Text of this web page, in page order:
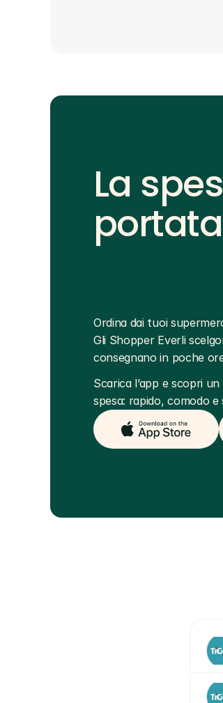
La
portata
Ordina dai tuoi
Gli Shopper Everli
consegnano in poche
Scarica l’app e scopri
spesa: rapido, comodo e